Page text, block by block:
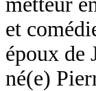
et
époux
né(e)